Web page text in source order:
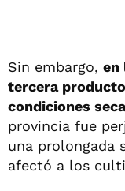
Sin embargo, en
tercera
condiciones
provincia fue
una prolongada
afectó a los